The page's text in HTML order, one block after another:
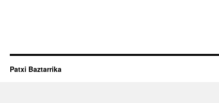
Patxi Baztarrika